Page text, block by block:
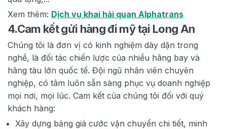
Xem thêm: Dịch vụ khai hải quan Alphatrans
4.Cam kết gửi hàng đi mỹ tại Long An
Chúng tôi là đơn vị có kinh nghiệm dày dặn trong
nghề, là đối tác chiến lược của nhiều hãng bay và
hãng tàu lớn quốc tế. Đội ngũ nhân viên chuyên
nghiệp, có tâm luôn sẵn sàng phục vụ doanh nghiệp
mọi nơi, mọi lúc. Cam kết của chúng tôi đối với quý
khách hàng:
Xây dựng bảng giá cước vận chuyển chi tiết, minh